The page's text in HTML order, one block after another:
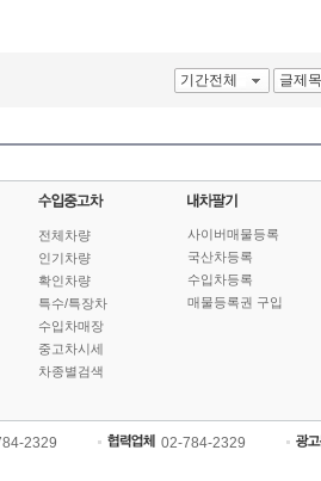
기간전체 글제목
전체차량
인기차량
확인차량
특수/특장차
수입차매장
중고차시세
차종별검색
사이버매물등록
국산차등록
수입차등록
매물등록권 구입
2329 02-784-2329